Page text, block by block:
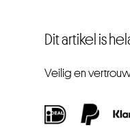
Dit artikel is
Veilig en